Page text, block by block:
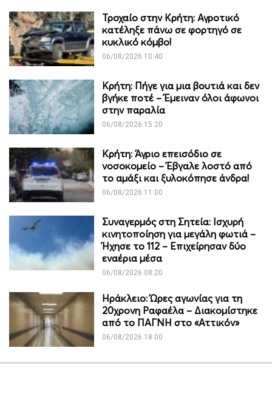
Τροχαίο στην Κρήτη: Αγροτικό
κατέληξε πάνω σε φορτηγό σε
κυκλικό κόμβο!
06/08/2026 10:40
Κρήτη: Πήγε για μια βουτιά και δεν
βγήκε ποτέ – Έμειναν όλοι άφωνοι
στην παραλία
06/08/2026 15:20
Κρήτη: Άγριο επεισόδιο σε
νοσοκομείο – Έβγαλε λοστό από
το αμάξι και ξυλοκόπησε άνδρα!
06/08/2026 11:00
Συναγερμός στη Σητεία: Ισχυρή
κινητοποίηση για μεγάλη φωτιά –
Ήχησε το 112 – Επιχείρησαν δύο
εναέρια μέσα
06/08/2026 08:20
Ηράκλειο: Ώρες αγωνίας για τη
20χρονη Ραφαέλα – Διακομίστηκε
από το ΠΑΓΝΗ στο «Αττικόν»
06/08/2026 18:00